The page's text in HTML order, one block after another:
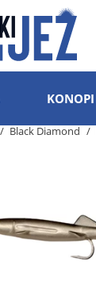
KONOPI
Black Diamond